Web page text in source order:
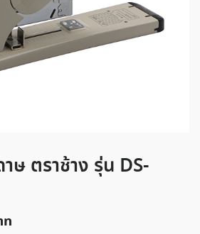
าษ ตราช้าง รุ่น DS-